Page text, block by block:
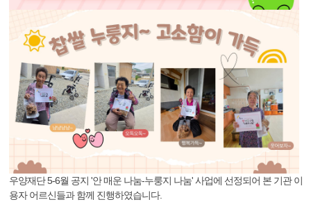
우양재단 5-6월 공지 '안 매운 나눔-누룽지 나눔' 사업에 선정되어 본 기관 이
용자 어르신들과 함께 진행하였습니다.